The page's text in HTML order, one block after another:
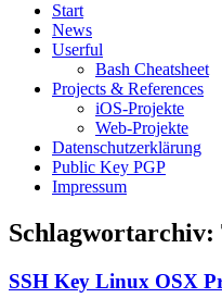
Start
News
Userful
Bash Cheatsheet
Projects & References
iOS-Projekte
Web-Projekte
Datenschutzerklärung
Public Key PGP
Impressum
Schlagwortarchiv:
SSH Key Linux OSX